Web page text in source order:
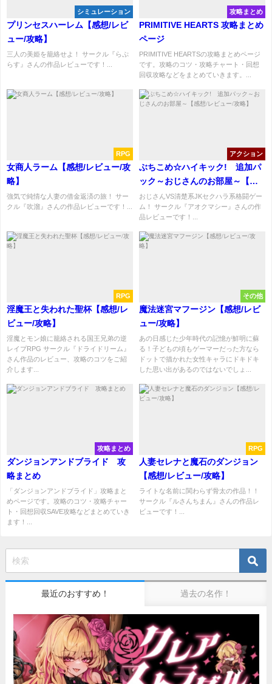
シミュレーション
プリンセスハーレム【感想/レビ
ュー/攻略】
三人の美姫を籠絡せよ！ サークル『らぷ
らす』さんの作品レビューです！...
攻略まとめ
PRIMITIVE HEARTS 攻略まとめ
ページ
PRIMITIVE HEARTSの攻略まとめページ
です。攻略のコツ・攻略チャート・回想
回収攻略などをまとめていきます。...
RPG
女商人ラーム【感想/レビュー/攻
略】
強気で純情な人妻の借金返済の旅！ サー
クル『吹溜』さんの作品レビューです！...
アクション
ぶちこめ☆ハイキック! 追加パ
ック～おじさんのお部屋～【感
想/レビュー/攻略】
おじさんVS清楚系JKセクハラ系格闘ゲー
ム！ サークル『アオクマシー』さんの作
品レビューです！...
RPG
淫魔王と失われた聖杯【感想/レ
ビュー/攻略】
淫魔とモン娘に籠絡される国王兄弟の逆
レイプRPG サークル『ドライドリーム』
さん作品のレビュー、攻略のコツをご紹
介します...
その他
魔法迷宮マフージン【感想/レビ
ュー/攻略】
あの日感じた少年時代の記憶が鮮明に蘇
る！子どもの頃もゲーマーだった方なら
ドットで描かれた女性キャラにドキドキ
した思い出があるのではないでしょ...
攻略まとめ
ダンジョンアンドブライド 攻
略まとめ
「ダンジョンアンドブライド」攻略まと
めページです。攻略のコツ・攻略チャー
ト・回想回収SAVE攻略などまとめていき
ます！...
RPG
人妻セレナと魔石のダンジョン
【感想/レビュー/攻略】
ライトな名前に関わらず骨太の作品！！
サークル『ルさんちまん』さんの作品レ
ビューです！...
最近のおすすめ！ 過去の名作！